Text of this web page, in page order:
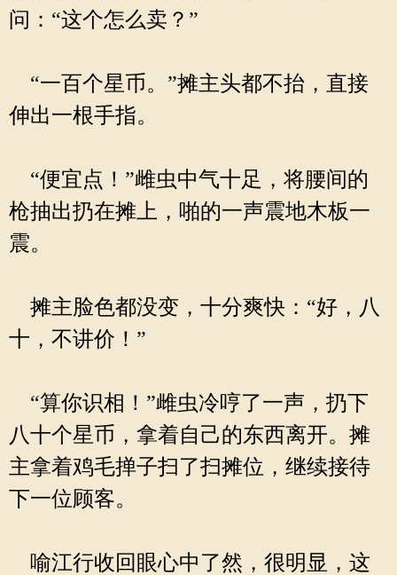
问：“这个怎么卖？”
“一百个星币。”摊主头都不抬，直接
伸出一根手指。
“便宜点！”雌虫中气十足，将腰间的
枪抽出扔在摊上，啪的一声震地木板一
震。
摊主脸色都没变，十分爽快：“好，八
十，不讲价！”
“算你识相！”雌虫冷哼了一声，扔下
八十个星币，拿着自己的东西离开。摊
主拿着鸡毛掸子扫了扫摊位，继续接待
下一位顾客。
喻江行收回眼心中了然，很明显，这